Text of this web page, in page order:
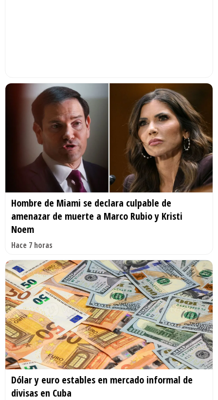
Hombre de Miami se declara culpable de
amenazar de muerte a Marco Rubio y Kristi
Noem
Hace 7 horas
Dólar y euro estables en mercado informal de
divisas en Cuba